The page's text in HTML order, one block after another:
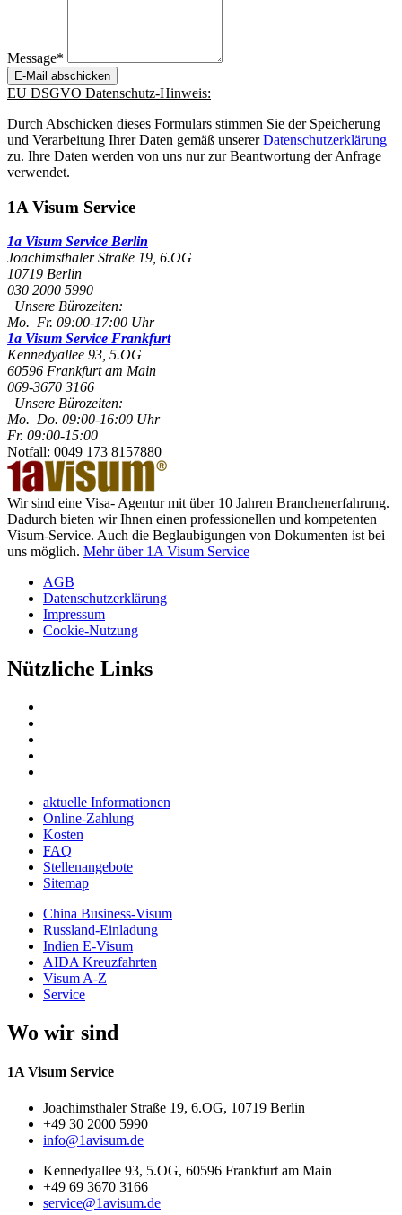
Message*
EU DSGVO Datenschutz-Hinweis:
Durch Abschicken dieses Formulars stimmen Sie der Speicherung
und Verarbeitung Ihrer Daten gemäß unsererDatenschutzerklärung
zu. Ihre Daten werden von uns nur zur Beantwortung der Anfrage
verwendet.
1A Visum Service
1a Visum Service Berlin
Joachimsthaler Straße 19, 6.OG
10719 Berlin
030 2000 5990
Unsere Bürozeiten:
Mo.–Fr. 09:00-17:00 Uhr
1a Visum Service Frankfurt
Kennedyallee 93, 5.OG
60596 Frankfurt am Main
069-3670 3166
Unsere Bürozeiten:
Mo.–Do. 09:00-16:00 Uhr
Fr. 09:00-15:00
Notfall: 0049 173 8157880
Wir sind eine Visa- Agentur mit über 10 Jahren Branchenerfahrung.
Dadurch bieten wir Ihnen einen professionellen und kompetenten
Visum-Service. Auch die Beglaubigungen von Dokumenten ist bei
uns möglich. Mehr über 1A Visum Service
AGB
Datenschutzerklärung
Impressum
Cookie-Nutzung
Nützliche Links
aktuelle Informationen
Online-Zahlung
Kosten
FAQ
Stellenangebote
Sitemap
China Business-Visum
Russland-Einladung
Indien E-Visum
AIDA Kreuzfahrten
Visum A-Z
Service
Wo wir sind
1A Visum Service
Joachimsthaler Straße 19, 6.OG, 10719 Berlin
+49 30 2000 5990
info@1avisum.de
Kennedyallee 93, 5.OG, 60596 Frankfurt am Main
+49 69 3670 3166
service@1avisum.de